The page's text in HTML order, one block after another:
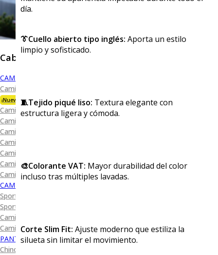
Caballero
CAMISAS
Camisa Premium Bambú
¡Nueva Colección!
Camisa Blanca
Camisa Performance
Camisa Piqué
Camisa Oxford
Camisa Lisa y Textura
Camisa Diseño
Camisa Cuadro y Raya
CAMISA SPORT
Sport Lisas
Sport Diseño
Camiseta Lisa
Camiseta Diseño
PANTALÓN CASUAL
Chino
día.
👔Cuello abierto tipo inglés: Aporta un estilo
limpio y sofisticado.
🧵Tejido piqué liso: Textura elegante con
estructura ligera y cómoda.
🎨Colorante VAT: Mayor durabilidad del color
incluso tras múltiples lavadas.
Corte Slim Fit: Ajuste moderno que estiliza la
silueta sin limitar el movimiento.